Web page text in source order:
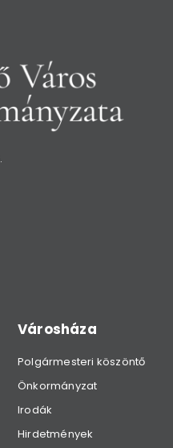
Városháza
Polgármesteri köszöntő
Önkormányzat
Irodák
Hirdetmények